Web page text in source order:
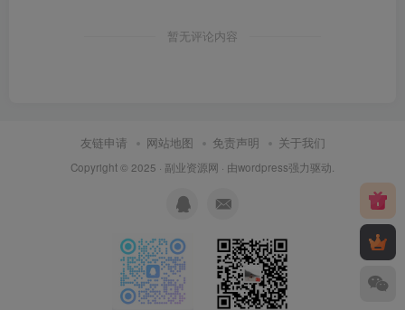
暂无评论内容
友链申请 网站地图 免责声明 关于我们
Copyright © 2025 · 副业资源网 · 由wordpress强力驱动.